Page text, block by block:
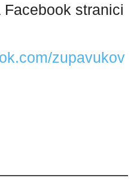
stranici
zupavukov